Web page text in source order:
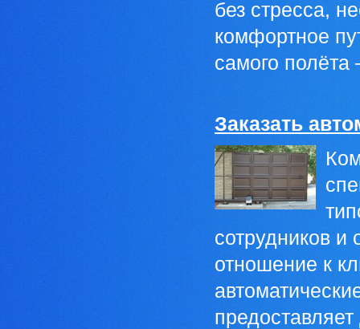
без стресса,
комфортное
самого
Заказать
сотрудников и
отношение к